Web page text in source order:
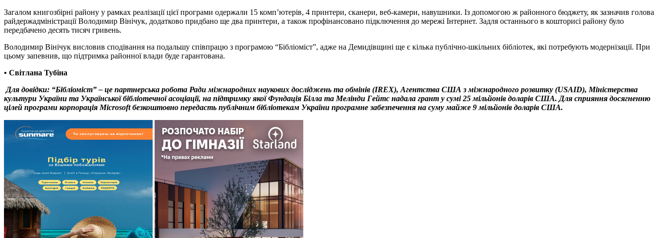
Загалом книгозбірні району у рамках реалізації цієї програми одержали 15 комп’ютерів, 4 принтери, сканери, веб-камери, навушники. Із допомогою ж районного бюджету, як зазначив голова
райдержадміністрації Володимир Вінічук, додатково придбано ще два принтери, а також профінансовано підключення до мережі Інтернет. Задля останнього в кошторисі району було
передбачено десять тисяч гривень.
Володимир Вінічук висловив сподівання на подальшу співпрацю з програмою “Бібліоміст”, адже на Демидівщині ще є кілька публічно-шкільних бібліотек, які потребують модернізації. При
цьому запевнив, що підтримка районної влади буде гарантована.
• Світлана Тубіна
Для довідки: “Бібліоміст” – це партнерська робота Ради міжнародних наукових досліджень та обмінів (IREХ), Агентства США з міжнародного розвитку (USAID), Міністерства
культури України та Української бібліотечної асоціації, на підтримку якої Фундація Білла та Мелінди Гейтс надала грант у сумі 25 мільйонів доларів США. Для сприяння досягненню
цілей програми корпорація Microsoft безкоштовно передасть публічним бібліотекам України програмне забезпечення на суму майже 9 мільйонів доларів США.